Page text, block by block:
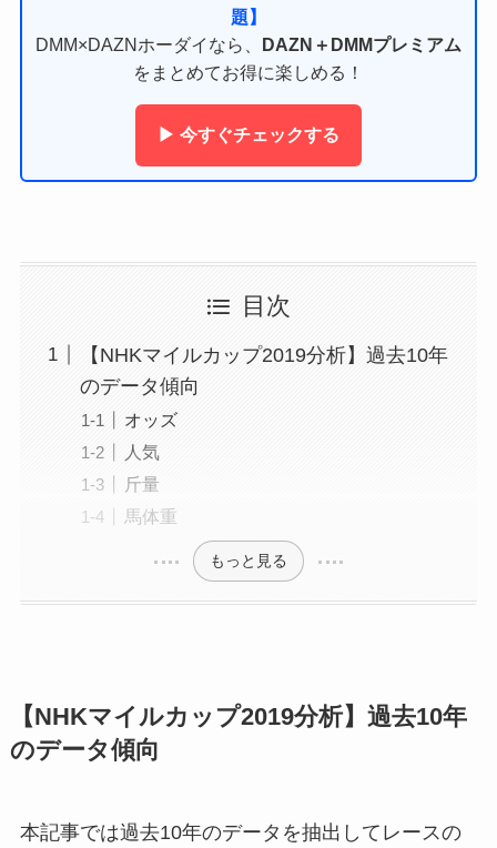
題】
DMM×DAZNホーダイなら、
DAZN＋DMMプレミアム
をまとめてお得に楽しめる！
▶ 今すぐチェックする
目次
【NHKマイルカップ2019分析】過去10年
のデータ傾向
オッズ
人気
斤量
馬体重
もっと見る
【NHKマイルカップ2019分析】過去10年
のデータ傾向
本記事では過去10年のデータを抽出してレースの